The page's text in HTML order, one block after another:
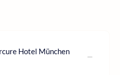
Hotel München